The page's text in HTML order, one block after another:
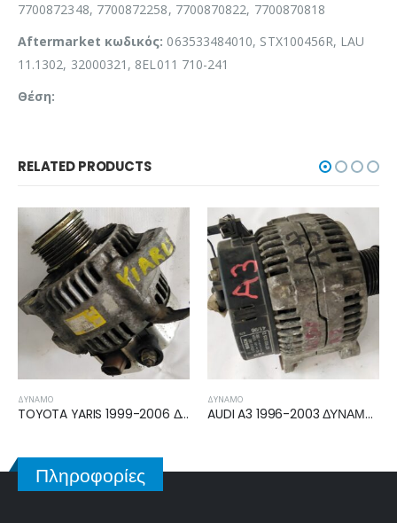
7700872348, 7700872258, 7700870822, 7700870818
Aftermarket κωδικός: 063533484010, STX100456R, LAU
11.1302, 32000321, 8EL011 710-241
Θέση:
RELATED PRODUCTS
ΔΥΝΑΜΌ
AUDI A3 1996-2003 ΔΥΝΑΜΟ 037903025D
ΔΥΝΑΜΌ
OPEL CORSA C 2000-2006 ΔΥΝΑΜΟ 0124225018
Πληροφορίες